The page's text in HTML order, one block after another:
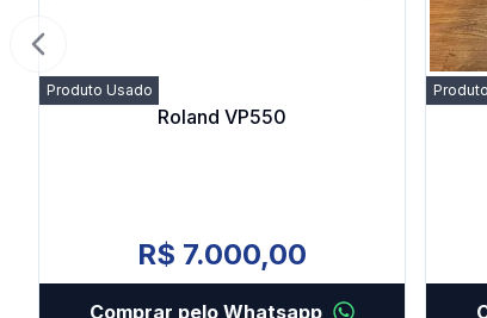
Produto Usado
Roland VP550
R$ 7.000,00
Comprar pelo Whatsapp
Previous slide